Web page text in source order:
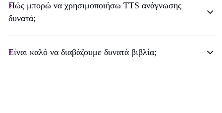
Πώς μπορώ να χρησιμοποιήσω TTS ανάγνωσης
δυνατά;
Είναι καλό να διαβάζουμε δυνατά βιβλία;